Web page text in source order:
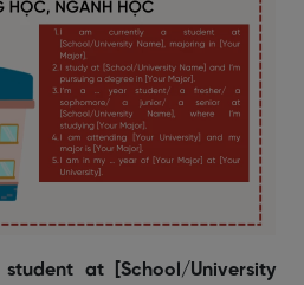
at [School/University